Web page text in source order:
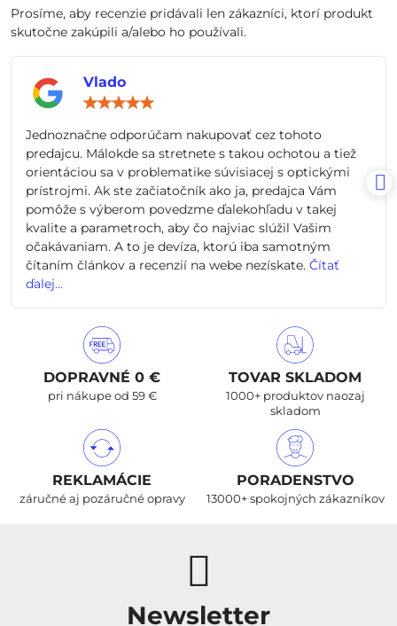
Prosíme, aby recenzie pridávali len zákazníci, ktorí produkt
skutočne zakúpili a/alebo ho používali.
Vlado
5
Jednoznačne odporúčam nakupovať cez tohoto
predajcu. Málokde sa stretnete s takou ochotou a tiež
orientáciou sa v problematike súvisiacej s optickými
prístrojmi. Ak ste začiatočník ako ja, predajca Vám
pomôže s výberom povedzme ďalekohľadu v takej
kvalite a parametroch, aby čo najviac slúžil Vašim
očakávaniam. A to je devíza, ktorú iba samotným
čítaním článkov a recenzií na webe nezískate. Čítať
ďalej...
DOPRAVNÉ 0 €
pri nákupe od 59 €
TOVAR SKLADOM
1000+ produktov naozaj
skladom
REKLAMÁCIE
záručné aj pozáručné opravy
PORADENSTVO
13000+ spokojných zákazníkov
Newsletter